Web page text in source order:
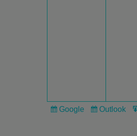
Subscribe
Google
Subscribe
Outlook